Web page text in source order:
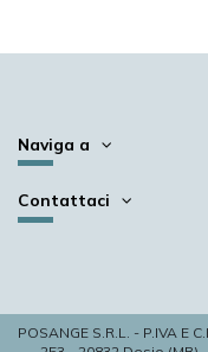
Naviga a
Contattaci
POSANGE S.R.L. - P.IVA E